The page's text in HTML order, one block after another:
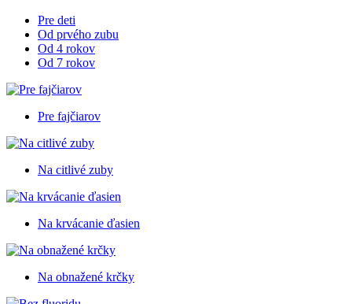
Pre deti
Od prvého zubu
Od 4 rokov
Od 7 rokov
Pre fajčiarov
Na citlivé zuby
Na krvácanie ďasien
Na obnažené krčky